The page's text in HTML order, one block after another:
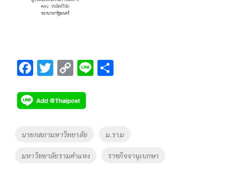
F
e
b
o
o
k
T
tt
er
C
p
y
Li
n
k
Li
Tags
นายกสภามหาวิทยาลัย ม.ราม
มหาวิทยาลัยรามคำแหง ราชกิจจานุเบกษา